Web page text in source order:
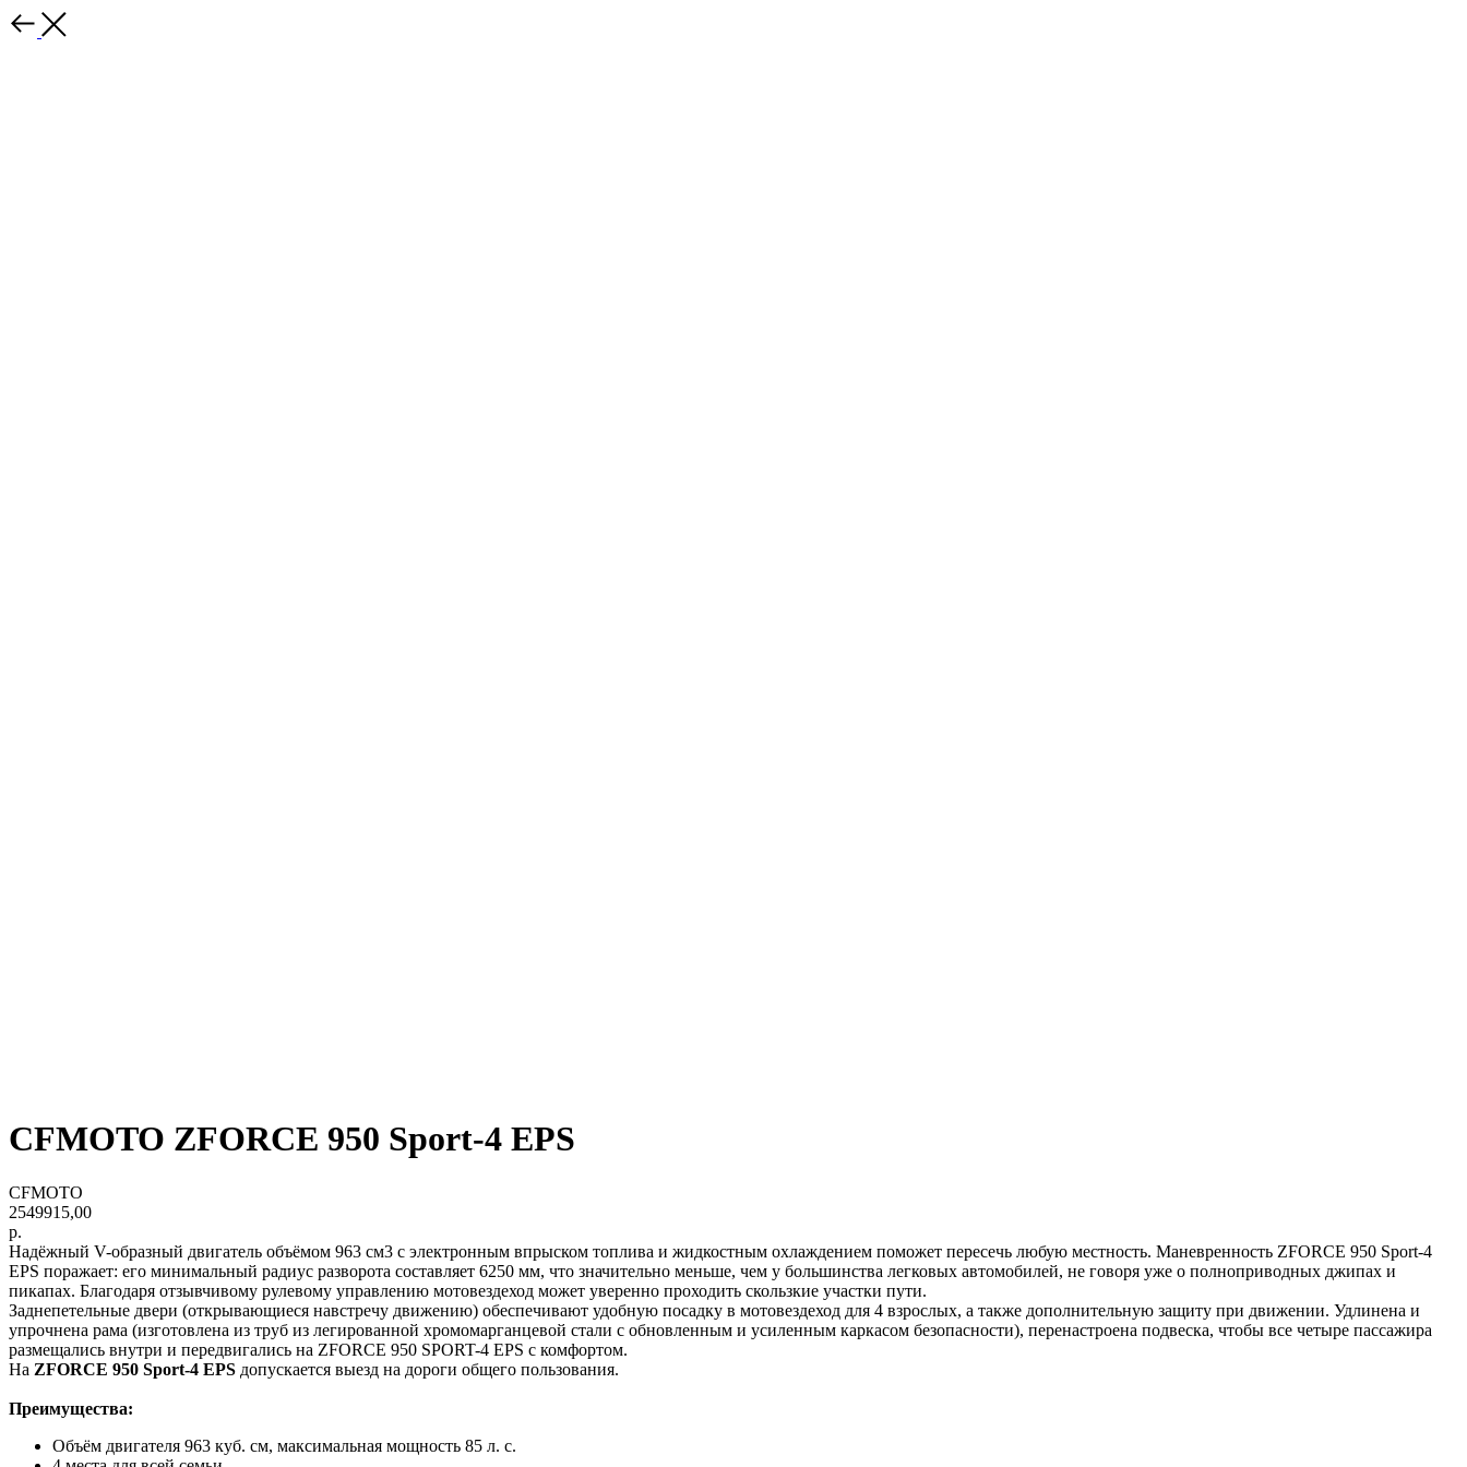
CFMOTO ZFORCE 950 Sport-4 EPS
CFMOTO
2549915,00
р.
Надёжный V-образный двигатель объёмом 963 см3 с электронным впрыском топлива и жидкостным охлаждением поможет пересечь любую местность. Маневренность ZFORCE 950 Sport-4
EPS поражает: его минимальный радиус разворота составляет 6250 мм, что значительно меньше, чем у большинства легковых автомобилей, не говоря уже о полноприводных джипах и
пикапах. Благодаря отзывчивому рулевому управлению мотовездеход может уверенно проходить скользкие участки пути.
Заднепетельные двери (открывающиеся навстречу движению) обеспечивают удобную посадку в мотовездеход для 4 взрослых, а также дополнительную защиту при движении. Удлинена и
упрочнена рама (изготовлена ​​из труб из легированной хромомарганцевой стали с обновленным и усиленным каркасом безопасности), перенастроена подвеска, чтобы все четыре пассажира
размещались внутри и передвигались на ZFORCE 950 SPORT-4 EPS с комфортом.
На ZFORCE 950 Sport-4 EPS допускается выезд на дороги общего пользования.
Преимущества:
Объём двигателя 963 куб. см, максимальная мощность 85 л. с.